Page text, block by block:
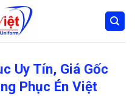
Uy Tín, Giá Gốc
Phục Én Việt